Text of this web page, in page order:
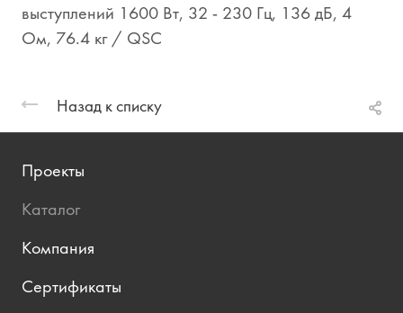
выступлений 1600 Вт, 32 - 230 Гц, 136 дБ, 4
Ом, 76.4 кг / QSC
Назад к списку
Проекты
Каталог
Компания
Сертификаты